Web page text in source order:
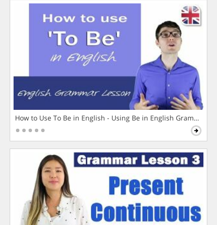
How to Use To Be in English - Using Be in English Grammar